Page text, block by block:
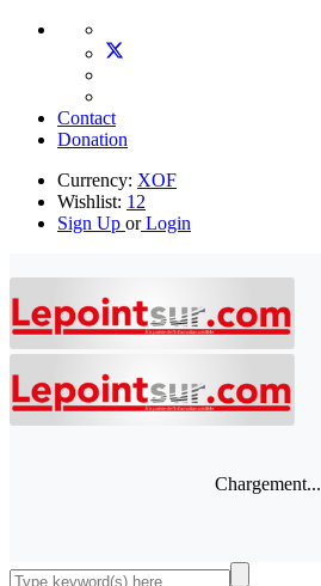
Contact
Donation
Currency: XOF
Wishlist: 12
Sign Up orLogin
Chargement...